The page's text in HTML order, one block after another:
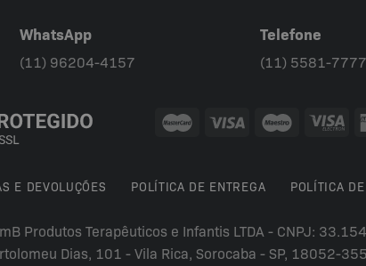
produto
WhatsApp
(11) 96204-4157
Telefone
(11) 5581-7777
E DEVOLUÇÕES POLÍTICA DE ENTREGA POLÍTICA
Produtos Terapêuticos e Infantis LTDA - CNPJ:
Dias, 101 - Vila Rica, Sorocaba - SP, 18052-